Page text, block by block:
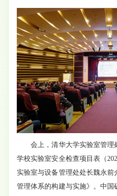
会上，清华大学实验室管理
学校实验室安全检查项目表（
实验室与设备管理处处长魏永
管理体系的构建与实施》。中